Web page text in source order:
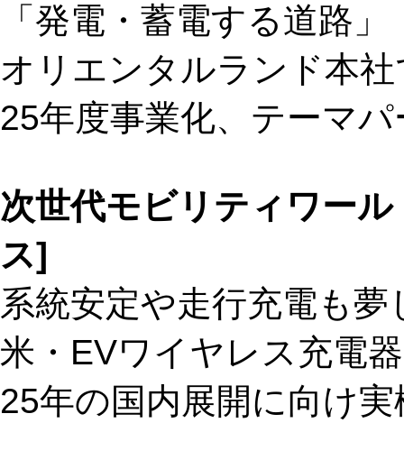
「発電・蓄電する道路」
オリエンタルランド本社
25年度事業化、テーマ
次世代モビリティワー
ス]
系統安定や走行充電も夢
米・EVワイヤレス充電器
25年の国内展開に向け実